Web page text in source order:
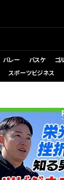
バレー バスケ
ゴ
スポーツビジネス